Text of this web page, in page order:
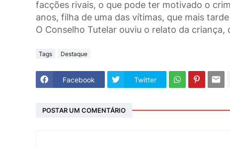
facções rivais, o que pode ter motivado o
anos, filha de uma das vítimas, que mais
O Conselho Tutelar ouviu o relato da
Tags Destaque
Facebook Twitter
POSTAR UM COMENTÁRIO